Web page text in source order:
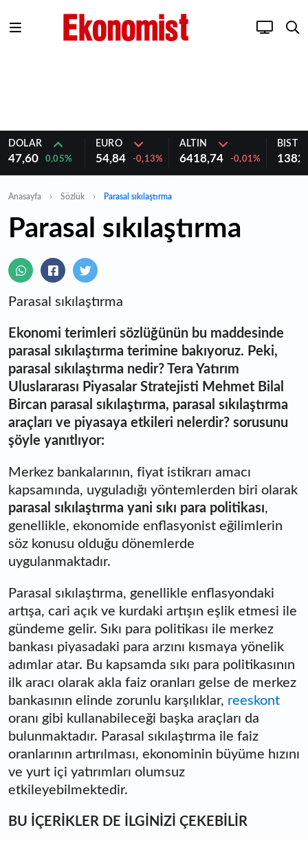
DOLAR
47,60 0,05%
EURO
54,84 -0,13%
ALTIN
6418,74 -0,01%
BIST
Anasayfa Sözlük Parasal sıkılaştırma
Parasal sıkılaştırma
Parasal sıkılaştırma
Ekonomi terimleri sözlüğünün bu maddesinde
parasal sıkılaştırma terimine bakıyoruz. Peki,
parasal sıkılaştırma nedir? Tera Yatırım
Uluslararası Piyasalar Stratejisti Mehmet Bilal
Bircan parasal sıkılaştırma, parasal sıkılaştırma
araçları ve piyasaya etkileri nelerdir? sorusunu
şöyle yanıtlıyor:
Merkez bankalarının, fiyat istikrarı amacı
kapsamında, uyguladığı yöntemlerden biri olarak
parasal sıkılaştırma yani sıkı para politikası,
genellikle, ekonomide enflasyonist eğilimlerin
söz konusu olduğu dönemlerde
uygulanmaktadır.
Parasal sıkılaştırma, genellikle enflasyondaki
artışa, cari açık ve kurdaki artışın eşlik etmesi ile
gündeme gelir. Sıkı para politikası ile merkez
bankası piyasadaki para arzını kısmaya yönelik
adımlar atar. Bu kapsamda sıkı para politikasının
ilk aracı olarak akla faiz oranları gelse de merkez
bankasının elinde zorunlu karşılıklar, reeskont
oranı gibi kullanabileceği başka araçları da
bulunmaktadır. Parasal sıkılaştırma ile faiz
oranlarının artırılması, ekonominin büyüme hızını
ve yurt içi yatırımları olumsuz
etkileyebilmektedir.
BU İÇERİKLER DE İLGİNİZİ ÇEKEBİLİR